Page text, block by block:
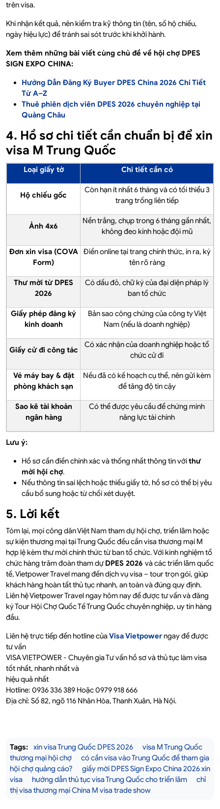
trên visa.
Khi nhận kết quả, nên kiểm tra kỹ thông tin (tên, số hộ chiếu,
ngày hiệu lực) để tránh sai sót trước khi khởi hành.
Xem thêm những bài viết cùng chủ đề về hội chợ DPES
SIGN EXPO CHINA:
Hướng Dẫn Đăng Ký Buyer DPES China 2026 Chi Tiết
Từ A–Z
Thuê phiên dịch viên DPES 2026 chuyên nghiệp tại
Quảng Châu
4. Hồ sơ chi tiết cần chuẩn bị để xin
visa M Trung Quốc
Loại giấy tờ Chi tiết cần có
Hộ chiếu gốc
Còn hạn ít nhất 6 tháng và có tối thiểu 3
trang trống liên tiếp
Ảnh 4x6
Nền trắng, chụp trong 6 tháng gần nhất,
không đeo kính hoặc đội mũ
Đơn xin visa (COVA
Form)
Điền online tại trang chính thức, in ra, ký
tên rõ ràng
Thư mời từ DPES
2026
Có dấu đỏ, chữ ký của đại diện pháp lý
ban tổ chức
Giấy phép đăng ký
kinh doanh
Bản sao công chứng của công ty Việt
Nam (nếu là doanh nghiệp)
Giấy cử đi công tác
Có xác nhận của doanh nghiệp hoặc tổ
chức cử đi
Vé máy bay & đặt
phòng khách sạn
Nếu đã có kế hoạch cụ thể, nên gửi kèm
để tăng độ tin cậy
Sao kê tài khoản
ngân hàng
Có thể được yêu cầu để chứng minh
năng lực tài chính
Lưu ý:
Hồ sơ cần điền chính xác và thống nhất thông tin vớithư
mời hội chợ.
Nếu thông tin sai lệch hoặc thiếu giấy tờ, hồ sơ có thể bị yêu
cầu bổ sung hoặc từ chối xét duyệt.
5. Lời kết
Tóm lại, mọi công dân Việt Nam tham dự hội chợ, triển lãm hoặc
sự kiện thương mại tại Trung Quốc đều cần visa thương mại M
hợp lệ kèm thư mời chính thức từ ban tổ chức. Với kinh nghiệm tổ
chức hàng trăm đoàn tham dựDPES 2026 và các triển lãm quốc
tế, Vietpower Travel mang đến dịch vụ visa – tour trọn gói, giúp
khách hàng hoàn tất thủ tục nhanh, an toàn và đúng quy định.
Liên hệ Vietpower Travel ngay hôm nay để được tư vấn và đăng
ký Tour Hội Chợ Quốc Tế Trung Quốc chuyên nghiệp, uy tín hàng
đầu.
Liên hệ trực tiếp đến hotline củaVisa Vietpower ngay để được
tư vấn
VISA VIETPOWER - Chuyên gia Tư vấn hồ sơ và thủ tục làm visa
tốt nhất, nhanh nhất và
hiệu quả nhất
Hotline: 0936 336 389 Hoặc 0979 918 666
Địa chỉ: Số 82, ngõ 116 Nhân Hòa, Thanh Xuân, Hà Nội.
Tags: xin visa Trung Quốc DPES 2026
visa M Trung Quốc
thương mại hội chợ
có cần visa vào Trung Quốc để tham gia
hội chợ quảng cáo?
giấy mời DPES Sign Expo China 2026 xin
visa
hướng dẫn thủ tục visa Trung Quốc cho triển lãm
chỉ
thị visa thương mại China M visa trade show